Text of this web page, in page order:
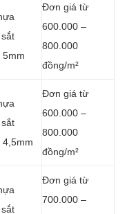
5mm
Đơn giá từ
600.000 –
800.000
đồng/m²
4,5mm
Đơn giá từ
600.000 –
800.000
đồng/m²
Đơn giá từ
700.000 –